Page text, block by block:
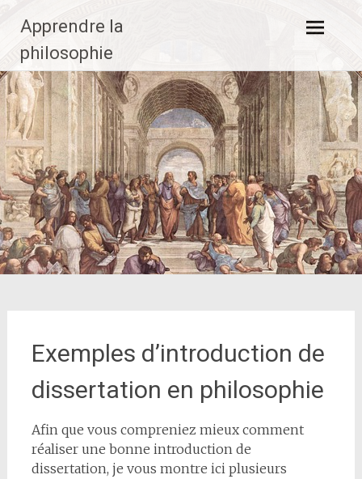
contenu
principal
Apprendre la
philosophie
Exemples d’introduction de
dissertation en philosophie
Afin que vous compreniez mieux comment
réaliser une bonne introduction de
dissertation, je vous montre ici plusieurs